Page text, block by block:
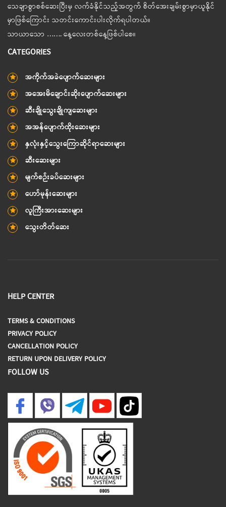
သေချာစွာစစ်ဆေးပြီးမှ လက်ခံနိုင်သည့်အတွက် စိတ်အေးချမ်းစွာမှာယူနိုင်
မှာဖြစ်ကြောင်း သတင်းကောင်းပါးလိုက်ရပါတယ်။
သာယာသော ……. နေ့လေးတစ်နေ့ဖြစ်ပါစေ။
CATEGORIES
အကိုက်အခဲပျောက်ဆေးများ
အအေးမိချောင်းဆိုးပျောက်ဆေးများ
ဆီးချိုသွေးချိုကျဆေးများ
အအန်ပျောက်ထိုးဆေးများ
နှလုံးနှင့်သွေးကြောဆိုင်ရာဆေးများ
ဆီးဆေးများ
မျက်စဉ်းခပ်ဆေးများ
ဟော်မုန်းဆေးများ
လူကြီးအားဆေးများ
သွေးတိတ်ဆေး
HELP CENTER
TERMS & CONDITIONS
PRIVACY POLICY
CANCELLATION POLICY
RETURN UPON DELIVERY POLICY
FOLLOW US